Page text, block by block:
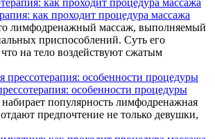
как проходит процедура массажа
лимфодренажный массаж, выполняемый
приспособлений. Суть его
на тело воздействуют сжатым
особенности процедуры
популярность лимфодренажная
предпочтение не только девушки,